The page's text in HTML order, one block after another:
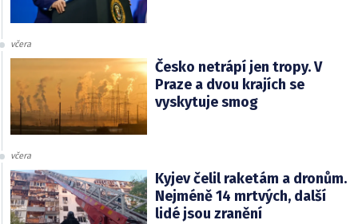
včera
Česko netrápí jen tropy. V
Praze a dvou krajích se
vyskytuje smog
včera
Kyjev čelil raketám a dronům.
Nejméně 14 mrtvých, další
lidé jsou zranění